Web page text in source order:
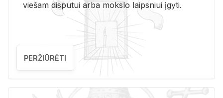
viešam disputui arba mokslo laipsniui įgyti.
PERŽIŪRĖTI